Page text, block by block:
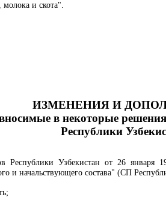
и скота".
ИЗМЕНЕНИЯ И
в некоторые
Республики
Республики Узбекистан от 26 января
и начальствующего состава" (СП